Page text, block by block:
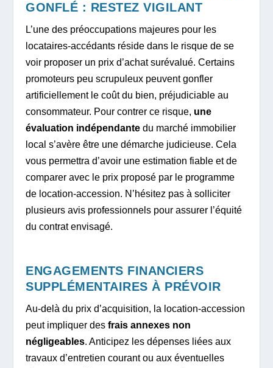
GONFLÉ : RESTEZ VIGILANT
L’une des préoccupations majeures pour les
locataires-accédants réside dans le risque de se
voir proposer un prix d’achat surévalué. Certains
promoteurs peu scrupuleux peuvent gonfler
artificiellement le coût du bien, préjudiciable au
consommateur. Pour contrer ce risque, une
évaluation indépendante du marché immobilier
local s’avère être une démarche judicieuse. Cela
vous permettra d’avoir une estimation fiable et de
comparer avec le prix proposé par le programme
de location-accession. N’hésitez pas à solliciter
plusieurs avis professionnels pour assurer l’équité
du contrat envisagé.
ENGAGEMENTS FINANCIERS
SUPPLÉMENTAIRES À PRÉVOIR
Au-delà du prix d’acquisition, la location-accession
peut impliquer desfrais annexes non
négligeables. Anticipez les dépenses liées aux
travaux d’entretien courant ou aux éventuelles